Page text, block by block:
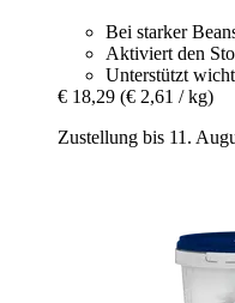
Bei starker
Aktiviert den
Unterstützt
€ 18,29 (€ 2,61 / kg)
Zustellung bis 11.